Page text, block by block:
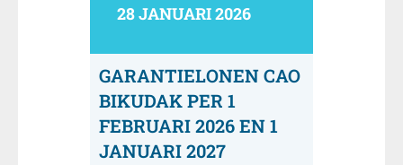
28 JANUARI 2026
GARANTIELONEN CAO
BIKUDAK PER 1
FEBRUARI 2026 EN 1
JANUARI 2027